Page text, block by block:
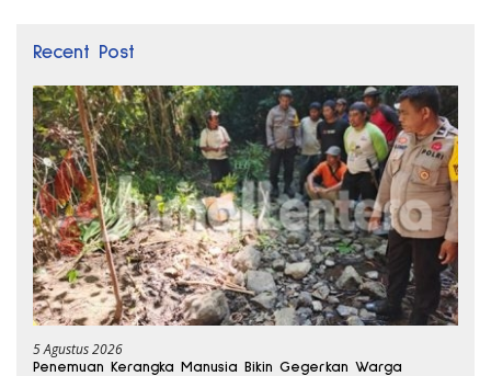
Recent Post
5 Agustus 2026
Penemuan Kerangka Manusia Bikin Gegerkan Warga